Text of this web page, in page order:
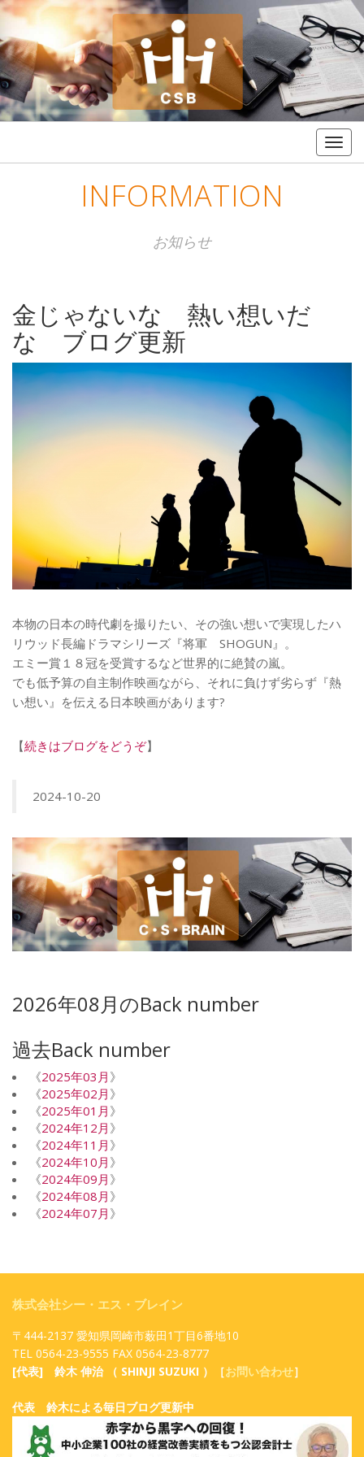
INFORMATION
お知らせ
金じゃないな 熱い想いだ
な ブログ更新
本物の日本の時代劇を撮りたい、その強い想いで実現したハ
リウッド長編ドラマシリーズ『将軍 SHOGUN』。
エミー賞１８冠を受賞するなど世界的に絶賛の嵐。
でも低予算の自主制作映画ながら、それに負けず劣らず『熱
い想い』を伝える日本映画があります?
【続きはブログをどうぞ】
2024-10-20
2026年08月のBack number
過去Back number
《2025年03月 》
《2025年02月 》
《2025年01月 》
《2024年12月 》
《2024年11月 》
《2024年10月 》
《2024年09月 》
《2024年08月 》
《2024年07月 》
株式会社シー・エス・ブレイン
〒444-2137 愛知県岡崎市薮田1丁目6番地10
TEL 0564-23-9555 FAX 0564-23-8777
[代表] 鈴木 伸治 （ SHINJI SUZUKI ）［お問い合わせ］
代表 鈴木による毎日ブログ更新中